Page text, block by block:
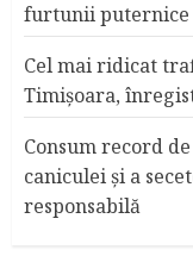
furtunii puternice
Cel mai ridicat
Timişoara,
Consum record
caniculei şi a
responsabilă